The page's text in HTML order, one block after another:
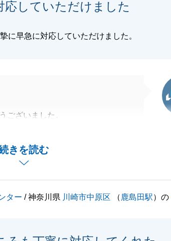
応していただけました
に早急に対応していただけました。
きを読む
ございました。
気軽にご相談下さい。
ター / 神奈川県 川崎市中原区 （ 鹿島田駅）の